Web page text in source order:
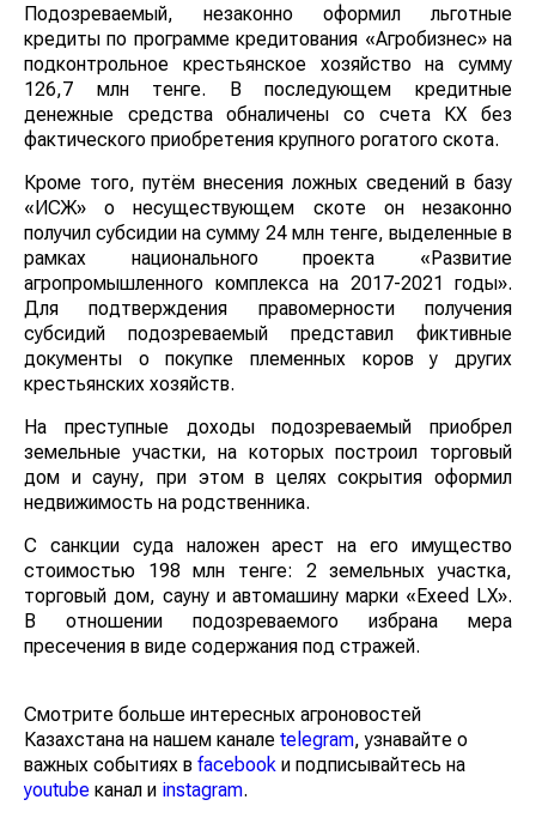
Подозреваемый, незаконно оформил льготные
кредиты по программе кредитования «Агробизнес» на
подконтрольное крестьянское хозяйство на сумму
126,7 млн тенге. В последующем кредитные
денежные средства обналичены со счета КХ без
фактического приобретения крупного рогатого скота.
Кроме того, путём внесения ложных сведений в базу
«ИСЖ» о несуществующем скоте он незаконно
получил субсидии на сумму 24 млн тенге, выделенные в
рамках национального проекта «Развитие
агропромышленного комплекса на 2017-2021 годы».
Для подтверждения правомерности получения
субсидий подозреваемый представил фиктивные
документы о покупке племенных коров у других
крестьянских хозяйств.
На преступные доходы подозреваемый приобрел
земельные участки, на которых построил торговый
дом и сауну, при этом в целях сокрытия оформил
недвижимость на родственника.
С санкции суда наложен арест на его имущество
стоимостью 198 млн тенге: 2 земельных участка,
торговый дом, сауну и автомашину марки «Exeed LX».
В отношении подозреваемого избрана мера
пресечения в виде содержания под стражей.
Смотрите больше интересных агроновостей
Казахстана на нашем канале telegram, узнавайте о
важных событиях в facebook и подписывайтесь на
youtube канал и instagram.